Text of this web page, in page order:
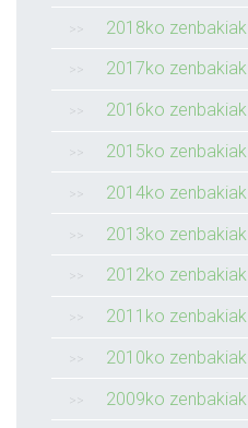
2018ko zenbakiak
2017ko zenbakiak
2016ko zenbakiak
2015ko zenbakiak
2014ko zenbakiak
2013ko zenbakiak
2012ko zenbakiak
2011ko zenbakiak
2010ko zenbakiak
2009ko zenbakiak